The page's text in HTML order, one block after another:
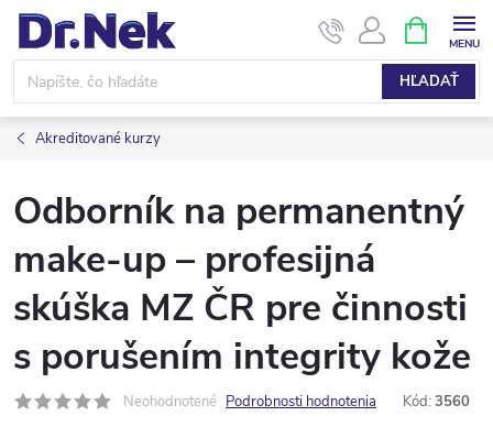
Prejsť
obsah
HĽADAŤ
KOŠÍK
Akreditované kurzy
Odborník na permanentný
make-up – profesijná
skúška MZ ČR pre činnosti
s porušením integrity kože
Neohodnotené Podrobnosti hodnotenia Kód: 3560